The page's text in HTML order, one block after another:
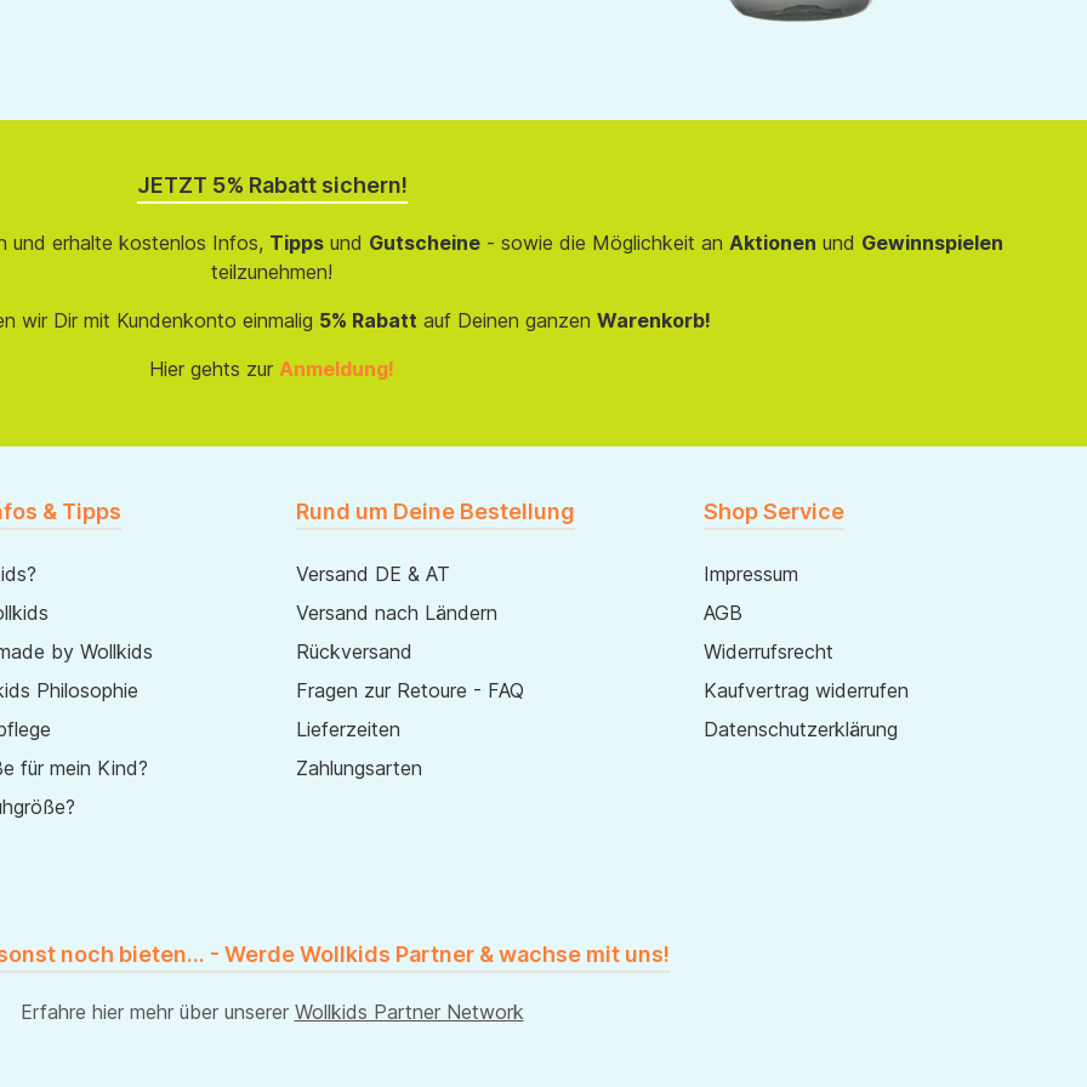
JETZT 5% Rabatt sichern!
und erhalte kostenlos Infos, Tippsund Gutscheine- sowie die Möglichkeit an Aktionen und Gewinnspielen
teilzunehmen!
wir Dir mit Kundenkonto einmalig 5% Rabatt auf Deinen ganzen Warenkorb!
Hier gehts zur Anmeldung!
& Tipps
by Wollkids
Philosophie
für mein Kind?
Rund um Deine Bestellung
Versand DE & AT
Versand nach Ländern
Rückversand
Fragen zur Retoure - FAQ
Lieferzeiten
Zahlungsarten
Shop Service
Impressum
AGB
Widerrufsrecht
Kaufvertrag widerrufen
Datenschutzerklärung
noch bieten... - Werde Wollkids Partner & wachse mit uns!
Erfahre hier mehr über unserer Wollkids Partner Network